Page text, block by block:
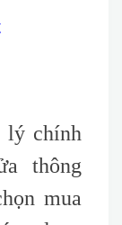
lý chính
thông
mua